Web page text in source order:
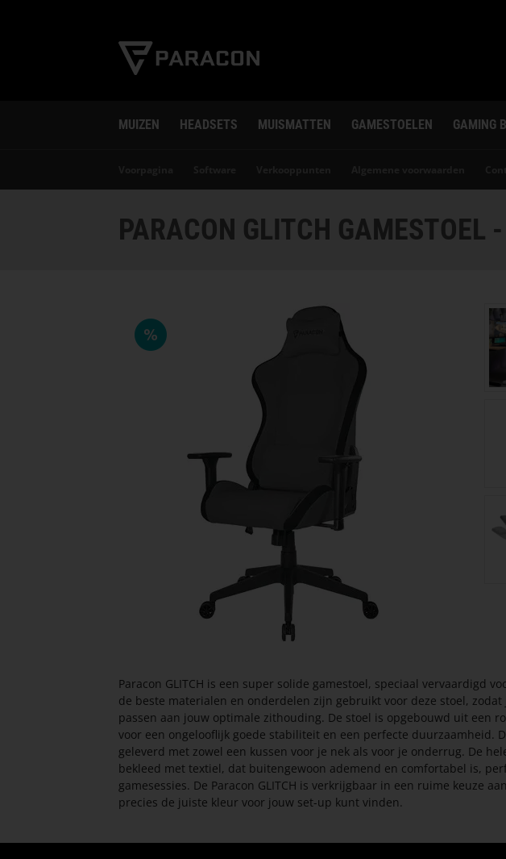
MUIZEN HEADSETS MUISMATTEN GAMESTOELEN GAMING
PARACON GLITCH GAMESTOEL
Paracon GLITCH is een super solide gamestoel, speciaal vervaardigd
de beste materialen en onderdelen zijn gebruikt voor deze stoel,
passen aan jouw optimale zithouding. De stoel is opgebouwd uit een
voor een ongelooflijk goede stabiliteit en een perfecte duurzaamheid.
geleverd met zowel een kussen voor je nek als voor je onderrug. De
bekleed met textiel, dat buitengewoon ademend en comfortabel is,
gamesessies. De Paracon GLITCH is verkrijgbaar in een ruime keuze
precies de juiste kleur voor jouw set-up kunt vinden.